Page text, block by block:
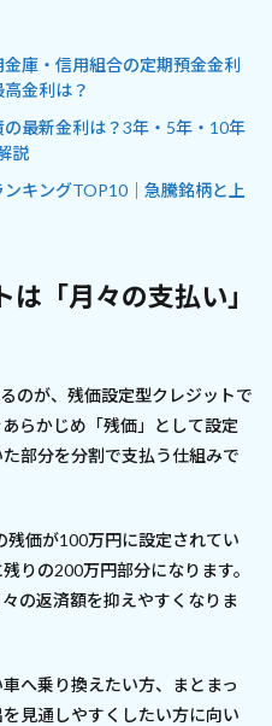
庫・信用組合の定期預金金利
金利は？
の最新金利は？3年・5年・10年
説
ンキングTOP10｜急騰銘柄と上
「月々の支払い」
のが、残価設定型クレジットで
らかじめ「残価」として設定
部分を分割で支払う仕組みで
価が100万円に設定されてい
りの200万円部分になります。
の返済額を抑えやすくなりま
へ乗り換えたい方、まとまっ
見通しやすくしたい方に向い